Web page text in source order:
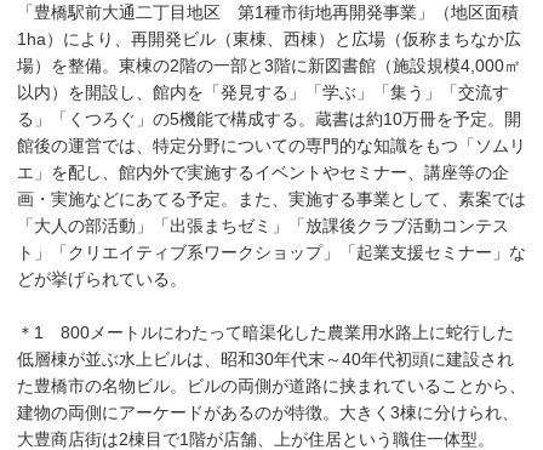
「豊橋駅前大通二丁目地区 第1種市街地再開発事業」（地区面積
1ha）により、再開発ビル（東棟、西棟）と広場（仮称まちなか広
場）を整備。東棟の2階の一部と3階に新図書館（施設規模4,000㎡
以内）を開設し、館内を「発見する」「学ぶ」「集う」「交流す
る」「くつろぐ」の5機能で構成する。蔵書は約10万冊を予定。開
館後の運営では、特定分野についての専門的な知識をもつ「ソムリ
エ」を配し、館内外で実施するイベントやセミナー、講座等の企
画・実施などにあてる予定。また、実施する事業として、素案では
「大人の部活動」「出張まちゼミ」「放課後クラブ活動コンテス
ト」「クリエイティブ系ワークショップ」「起業支援セミナー」な
どが挙げられている。
＊1 800メートルにわたって暗渠化した農業用水路上に蛇行した
低層棟が並ぶ水上ビルは、昭和30年代末～40年代初頭に建設され
た豊橋市の名物ビル。ビルの両側が道路に挟まれていることから、
建物の両側にアーケードがあるのが特徴。大きく3棟に分けられ、
大豊商店街は2棟目で1階が店舗、上が住居という職住一体型。